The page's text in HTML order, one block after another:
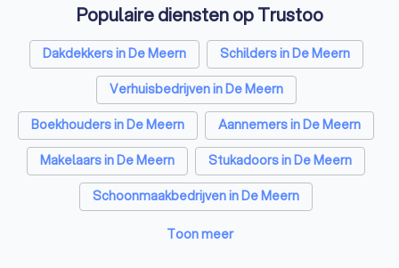
Populaire diensten op Trustoo
Dakdekkers in De Meern
Schilders in De Meern
Verhuisbedrijven in De Meern
Boekhouders in De Meern
Aannemers in De Meern
Makelaars in De Meern
Stukadoors in De Meern
Schoonmaakbedrijven in De Meern
Airco installateurs in De Meern
Toon meer